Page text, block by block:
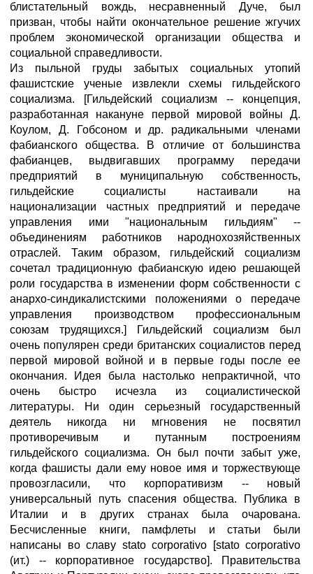
блистательный вождь, несравненный Дуче, был
призван, чтобы найти окончательное решение жгучих
проблем экономической организации общества и
социальной справедливости.
Из пыльной груды забытых социальных утопий
фашистские ученые извлекли схемы гильдейского
социализма. [Гильдейский социализм -- концепция,
разработанная накануне первой мировой войны Д.
Коулом, Д. Гобсоном и др. радикальными членами
фабианского общества. В отличие от большинства
фабианцев, выдвигавших программу передачи
предприятий в муниципальную собственность,
гильдейские социалисты настаивали на
национализации частных предприятий и передаче
управления ими "национальным гильдиям" --
объединениям работников народнохозяйственных
отраслей. Таким образом, гильдейский социализм
сочетал традиционную фабианскую идею решающей
роли государства в изменении форм собственности с
анархо-синдикалистскими положениями о передаче
управления производством профессиональным
союзам трудящихся.] Гильдейский социализм был
очень популярен среди британских социалистов перед
первой мировой войной и в первые годы после ее
окончания. Идея была настолько непрактичной, что
очень быстро исчезла из социалистической
литературы. Ни один серьезный государственный
деятель никогда ни мгновения не посвятил
противоречивым и путанным построениям
гильдейского социализма. Он был почти забыт уже,
когда фашисты дали ему новое имя и торжествующе
провозгласили, что корпоративизм -- новый
универсальный путь спасения общества. Публика в
Италии и в других странах была очарована.
Бесчисленные книги, памфлеты и статьи были
написаны во славу stato corporativo [stato corporativo
(ит.) -- корпоративное государство]. Правительства